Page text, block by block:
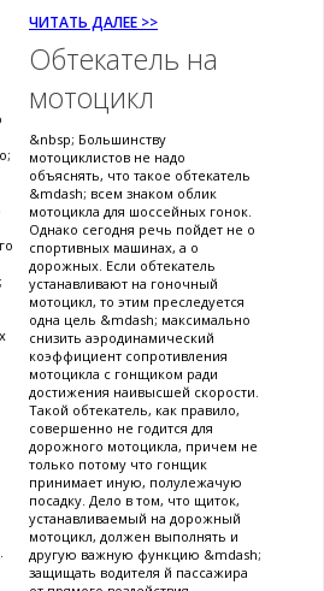
ЧИТАТЬ ДАЛЕЕ >>
Обтекатель на
мотоцикл
&nbsp; Большинству
мотоциклистов не надо
объяснять, что такое обтекатель
&mdash; всем знаком облик
мотоцикла для шоссейных гонок.
Однако сегодня речь пойдет не о
спортивных машинах, а о
дорожных. Если обтекатель
устанавливают на гоночный
мотоцикл, то этим преследуется
одна цель &mdash; максимально
снизить аэродинамический
коэффициент сопротивления
мотоцикла с гонщиком ради
достижения наивысшей скорости.
Такой обтекатель, как правило,
совершенно не годится для
дорожного мотоцикла, причем не
только потому что гонщик
принимает иную, полулежачую
посадку. Дело в том, что щиток,
устанавливаемый на дорожный
мотоцикл, должен выполнять и
другую важную функцию &mdash;
защищать водителя й пассажира